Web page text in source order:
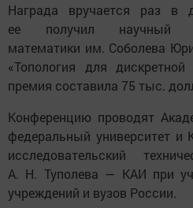
Награда вручается раз
ее получил научный
математики им. Соболева
«Топология для
премия составила 75 тыс.
Конференцию проводят
федеральный университет и
исследовательский
А. Н. Туполева — КАИ при
учреждений и вузов России.